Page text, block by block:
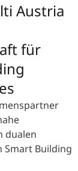
Austria
für
dualen
Smart Building